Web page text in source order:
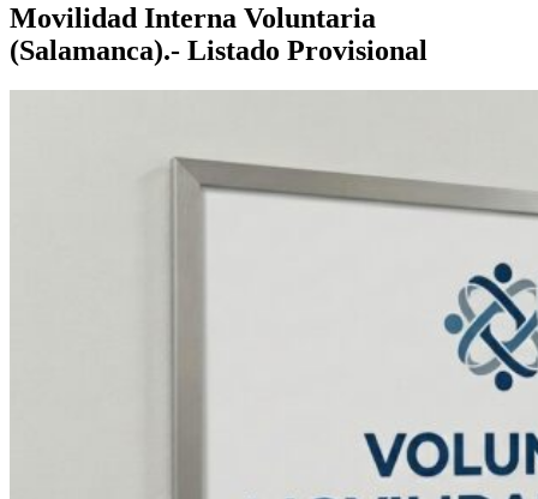
Movilidad Interna Voluntaria
(Salamanca).- Listado Provisional